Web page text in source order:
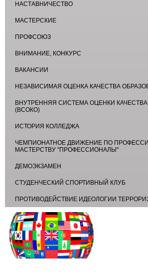
НАСТАВНИЧЕСТВО
МАСТЕРСКИЕ
ПРОФСОЮЗ
ВНИМАНИЕ, КОНКУРС
ВАКАНСИИ
НЕЗАВИСИМАЯ ОЦЕНКА КАЧЕСТВА
ВНУТРЕННЯЯ СИСТЕМА ОЦЕНКИ
(ВСОКО)
ИСТОРИЯ КОЛЛЕДЖА
ЧЕМПИОНАТНОЕ ДВИЖЕНИЕ ПО
МАСТЕРСТВУ "ПРОФЕССИОНАЛЫ"
ДЕМОЭКЗАМЕН
СТУДЕНЧЕСКИЙ СПОРТИВНЫЙ КЛУБ
ПРОТИВОДЕЙСТВИЕ ИДЕОЛОГИИ